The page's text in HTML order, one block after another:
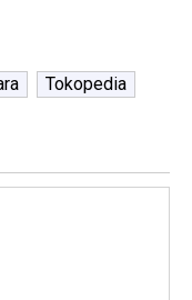
Tokopedia